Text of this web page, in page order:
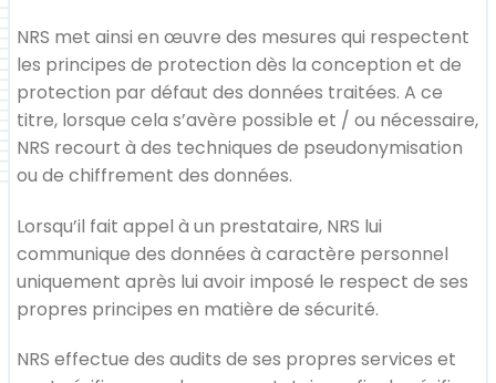
NRS met ainsi en œuvre des mesures qui respectent
les principes de protection dès la conception et de
protection par défaut des données traitées. A ce
titre, lorsque cela s’avère possible et / ou nécessaire,
NRS recourt à des techniques de pseudonymisation
ou de chiffrement des données.
Lorsqu’il fait appel à un prestataire, NRS lui
communique des données à caractère personnel
uniquement après lui avoir imposé le respect de ses
propres principes en matière de sécurité.
NRS effectue des audits de ses propres services et